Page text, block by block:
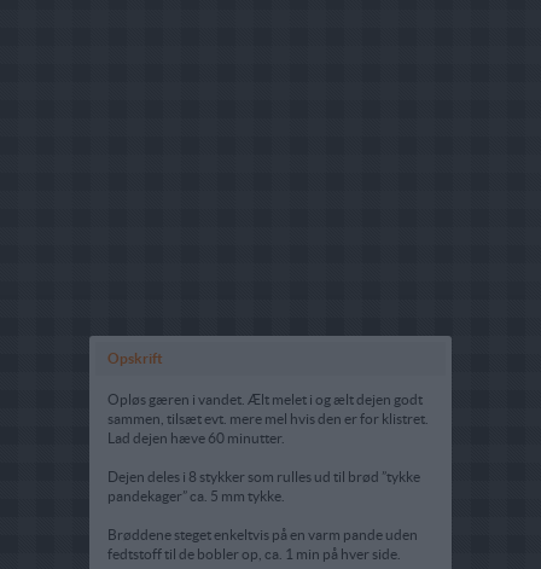
Opskrift
Opløs gæren i vandet. Ælt melet i og ælt dejen godt
sammen, tilsæt evt. mere mel hvis den er for klistret.
Lad dejen hæve 60 minutter.
Dejen deles i 8 stykker som rulles ud til brød ”tykke
pandekager” ca. 5 mm tykke.
Brøddene steget enkeltvis på en varm pande uden
fedtstoff til de bobler op, ca. 1 min på hver side.